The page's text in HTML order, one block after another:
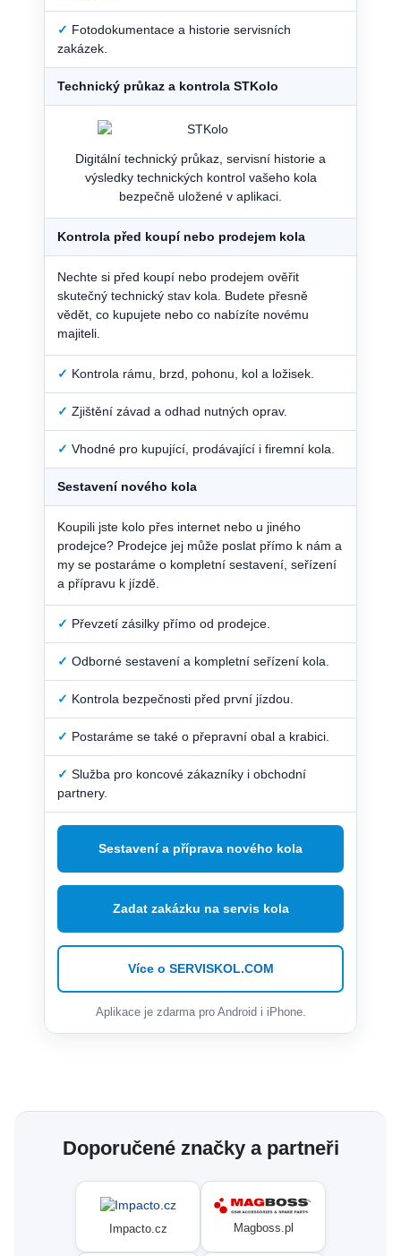
✓ Fotodokumentace a historie servisních
zakázek.
Technický průkaz a kontrola STKolo
Digitální technický průkaz, servisní historie a
výsledky technických kontrol vašeho kola
bezpečně uložené v aplikaci.
Kontrola před koupí nebo prodejem kola
Nechte si před koupí nebo prodejem ověřit
skutečný technický stav kola. Budete přesně
vědět, co kupujete nebo co nabízíte novému
majiteli.
✓ Kontrola rámu, brzd, pohonu, kol a ložisek.
✓ Zjištění závad a odhad nutných oprav.
✓ Vhodné pro kupující, prodávající i firemní kola.
Sestavení nového kola
Koupili jste kolo přes internet nebo u jiného
prodejce? Prodejce jej může poslat přímo k nám a
my se postaráme o kompletní sestavení, seřízení
a přípravu k jízdě.
✓ Převzetí zásilky přímo od prodejce.
✓ Odborné sestavení a kompletní seřízení kola.
✓ Kontrola bezpečnosti před první jízdou.
✓ Postaráme se také o přepravní obal a krabici.
✓ Služba pro koncové zákazníky i obchodní
partnery.
Sestavení a příprava nového kola
Zadat zakázku na servis kola
Více o SERVISKOL.COM
Aplikace je zdarma pro Android i iPhone.
Doporučené značky a partneři
Impacto.cz Magboss.pl